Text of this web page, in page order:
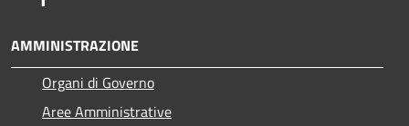
AMMINISTRAZIONE
Organi di Governo
Aree Amministrative